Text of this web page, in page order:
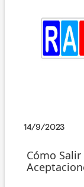
14/9/2023
Cómo